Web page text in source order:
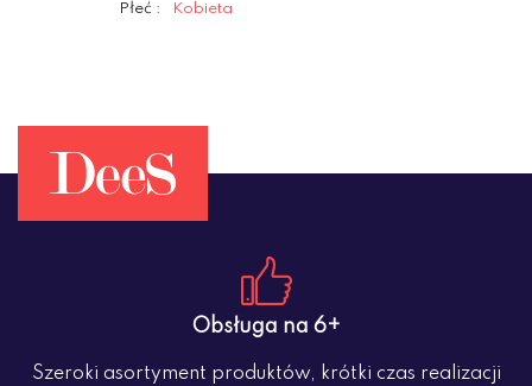
Płeć : Kobieta
Obsługa na 6+
Szeroki asortyment produktów, krótki czas realizacji